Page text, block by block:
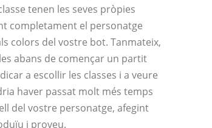
tenen les seves pròpies
completament el personatge
colors del vostre bot. Tanmateix,
abans de començar un partit
a escollir les classes i a veure
haver passat molt més temps
del vostre personatge, afegint
i proveu.